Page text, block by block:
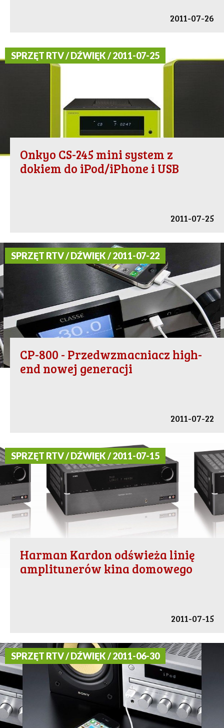
2011-07-26
SPRZĘT RTV / DŹWIĘK / 2011-07-25
Onkyo CS-245 mini system z
dokiem do iPod/iPhone i USB
2011-07-25
SPRZĘT RTV / DŹWIĘK / 2011-07-22
CP-800 - Przedwzmacniacz high-
end nowej generacji
2011-07-22
SPRZĘT RTV / DŹWIĘK / 2011-07-15
Harman Kardon odświeża linię
amplitunerów kina domowego
2011-07-15
SPRZĘT RTV / DŹWIĘK / 2011-06-30